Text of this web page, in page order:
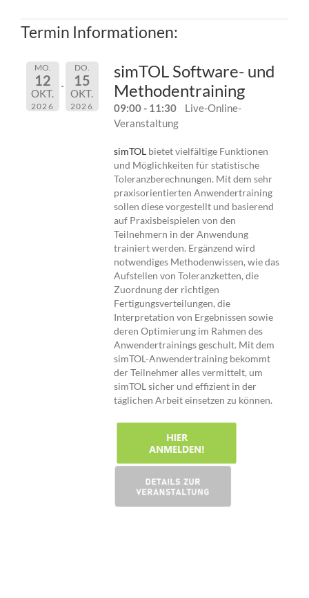
Termin Informationen:
MO.
12
OKT.
2026
DO.
15
OKT.
2026
simTOL Software- und
Methodentraining
09:00 - 11:30
Live-Online-
Veranstaltung
simTOL bietet vielfältige Funktionen
und Möglichkeiten für statistische
Toleranzberechnungen. Mit dem sehr
praxisorientierten Anwendertraining
sollen diese vorgestellt und basierend
auf Praxisbeispielen von den
Teilnehmern in der Anwendung
trainiert werden. Ergänzend wird
notwendiges Methodenwissen, wie das
Aufstellen von Toleranzketten, die
Zuordnung der richtigen
Fertigungsverteilungen, die
Interpretation von Ergebnissen sowie
deren Optimierung im Rahmen des
Anwendertrainings geschult. Mit dem
simTOL-Anwendertraining bekommt
der Teilnehmer alles vermittelt, um
simTOL sicher und effizient in der
täglichen Arbeit einsetzen zu können.